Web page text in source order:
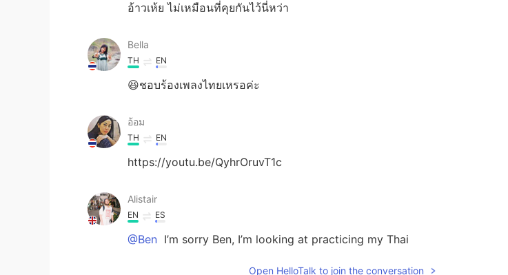
อ้าวเห้ย ไม่เหมือนที่คุยกันไว้นี่หว่า
Bella
TH EN
😆ชอบร้องเพลงไทยเหรอค่ะ
อ้อม
TH EN
https://youtu.be/QyhrOruvT1c
Alistair
EN ES
@Ben I’m sorry Ben, I’m looking at practicing my Thai
Open HelloTalk to join the conversation